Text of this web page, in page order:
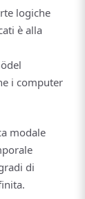
logiche
è alla
i computer
modale
di